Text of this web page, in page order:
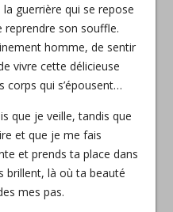
guerrière qui se repose
son souffle.
homme, de sentir
vivre cette délicieuse
qui s’épousent…
que je veille, tandis que
et que je me fais
et prends ta place dans
brillent, là où ta beauté
mes pas.